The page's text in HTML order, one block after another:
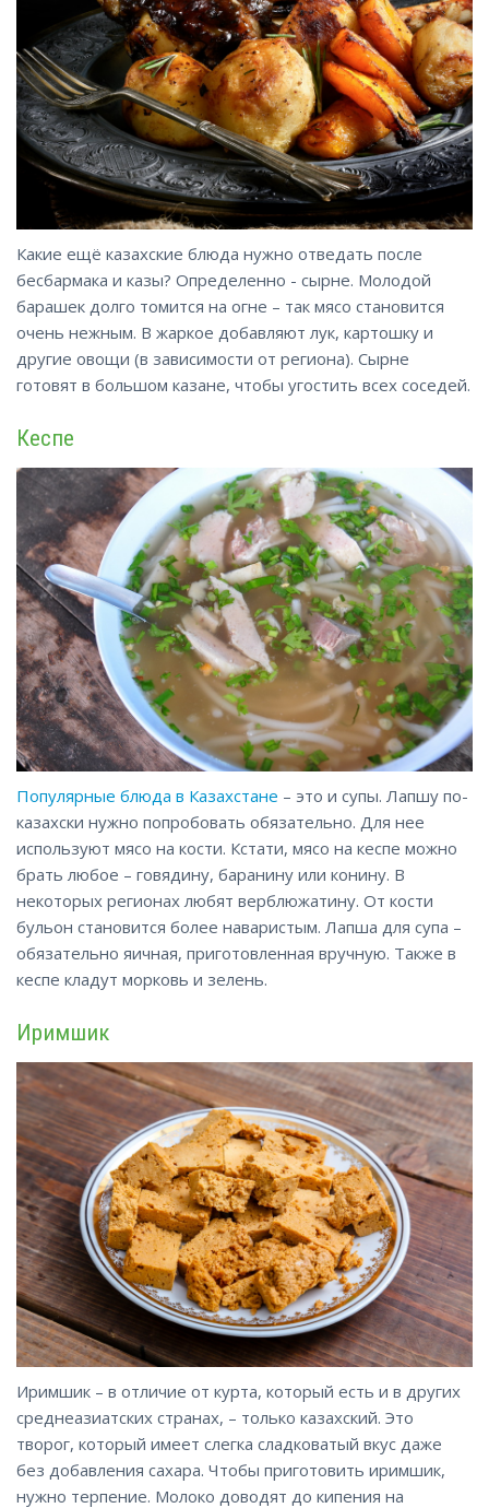
Какие ещё казахские блюда нужно отведать после
бесбармака и казы? Определенно - сырне. Молодой
барашек долго томится на огне – так мясо становится
очень нежным. В жаркое добавляют лук, картошку и
другие овощи (в зависимости от региона). Сырне
готовят в большом казане, чтобы угостить всех соседей.
Кеспе
Популярные блюда в Казахстане – это и супы. Лапшу по-
казахски нужно попробовать обязательно. Для нее
используют мясо на кости. Кстати, мясо на кеспе можно
брать любое – говядину, баранину или конину. В
некоторых регионах любят верблюжатину. От кости
бульон становится более наваристым. Лапша для супа –
обязательно яичная, приготовленная вручную. Также в
кеспе кладут морковь и зелень.
Иримшик
Иримшик – в отличие от курта, который есть и в других
среднеазиатских странах, – только казахский. Это
творог, который имеет слегка сладковатый вкус даже
без добавления сахара. Чтобы приготовить иримшик,
нужно терпение. Молоко доводят до кипения на